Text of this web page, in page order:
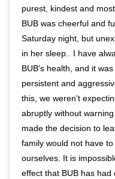
purest, kindest and
BUB was cheerful and
Saturday night, but
in her sleep.. I have
BUB's health, and it
persistent and
this, we weren't
abruptly without
made the decision to
family would not have
ourselves. It is
effect that BUB has